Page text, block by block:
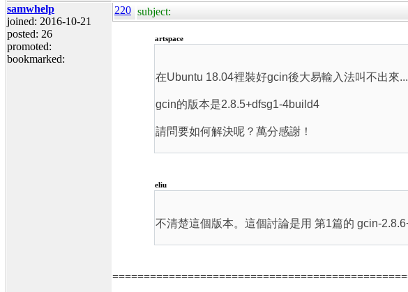
samwhelp
joined: 2016-10-21
posted: 26
promoted:
bookmarked:
220 subject:
artspace
在Ubuntu 18.04裡裝好gcin後大易輸入法叫不出來
gcin的版本是2.8.5+dfsg1-4build4
請問要如何解決呢？萬分感謝！
eliu
不清楚這個版本。這個討論是用 第1篇的 gcin-